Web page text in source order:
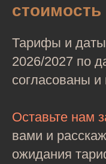
стоимость
Тарифы и даты
2026/2027 по
согласованы и
Оставьте нам
вами и
ожидания